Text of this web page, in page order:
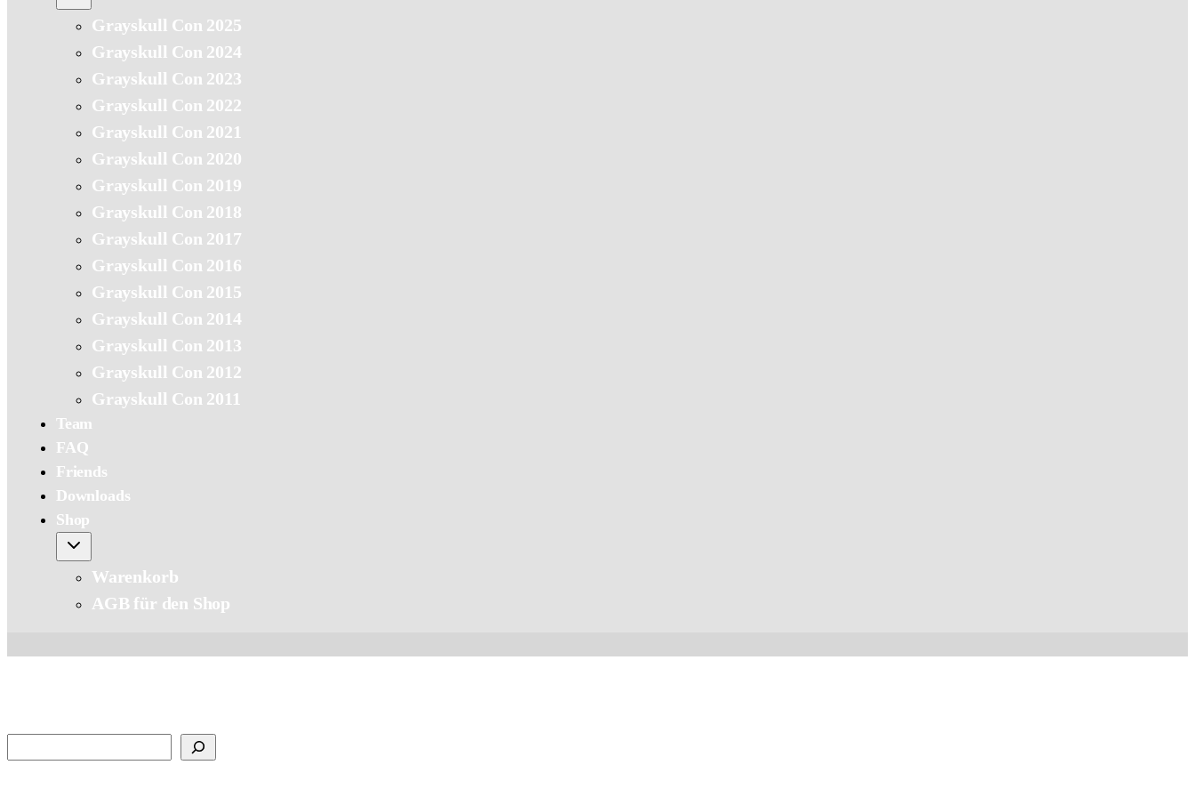
Grayskull Con 2025
Grayskull Con 2024
Grayskull Con 2023
Grayskull Con 2022
Grayskull Con 2021
Grayskull Con 2020
Grayskull Con 2019
Grayskull Con 2018
Grayskull Con 2017
Grayskull Con 2016
Grayskull Con 2015
Grayskull Con 2014
Grayskull Con 2013
Grayskull Con 2012
Grayskull Con 2011
Team
FAQ
Friends
Downloads
Shop
Warenkorb
AGB für den Shop